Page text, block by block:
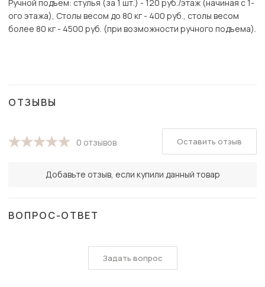
Ручной подъем: стулья (за 1 шт.) - 120 руб./этаж (начиная с 1-
ого этажа), Столы весом до 80 кг - 400 руб., столы весом
более 80 кг - 4500 руб. (при возможности ручного подъема).
ОТЗЫВЫ
0 отзывов
Добавьте отзыв, если купили данный товар
Оставить отзыв
ВОПРОС-ОТВЕТ
Задать вопрос